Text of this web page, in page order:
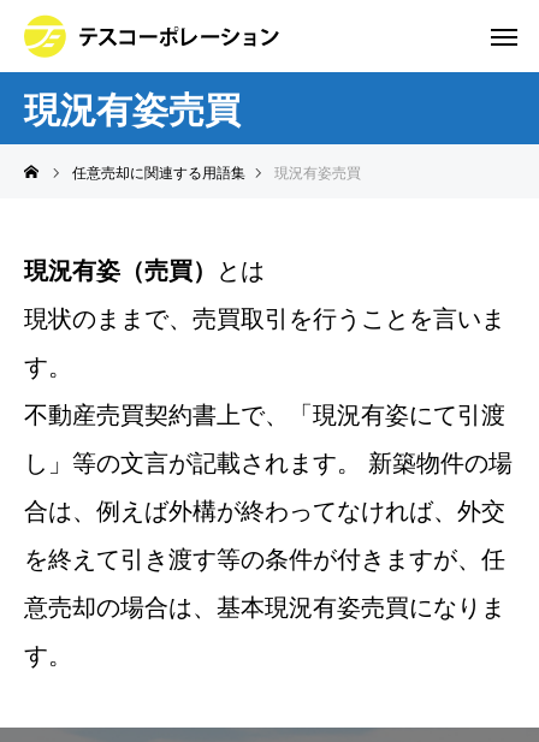
現況有姿売買
任意売却に関連する用語集 現況有姿売買
現況有姿（売買）
とは
現状のままで、売買取引を行うことを言いま
す。
不動産売買契約書上で、「現況有姿にて引渡
し」等の文言が記載されます。 新築物件の場
合は、例えば外構が終わってなければ、外交
を終えて引き渡す等の条件が付きますが、任
意売却の場合は、基本現況有姿売買になりま
す。